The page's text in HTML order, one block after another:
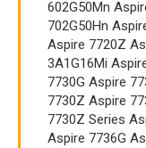
602G50Mn
702G50Hn
Aspire 7720Z
3A1G16Mi
7730G Aspire
7730Z Aspire
7730Z Series
Aspire 7736G